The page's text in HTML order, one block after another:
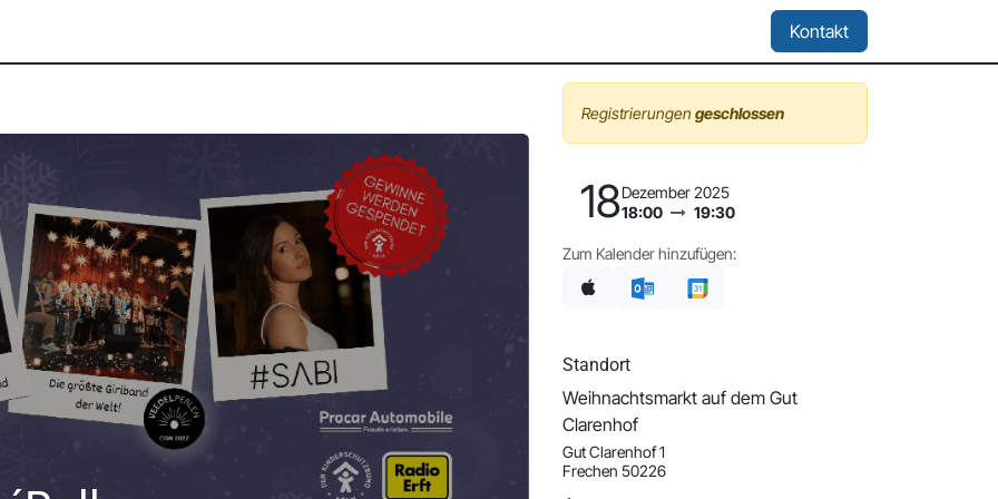
Kontakt
Registrierungen geschlossen
18Dezember 2025
18:00
19:30
Zum Kalender hinzufügen:
Standort
Weihnachtsmarkt auf dem Gut
Clarenhof
Gut Clarenhof 1
Frechen 50226